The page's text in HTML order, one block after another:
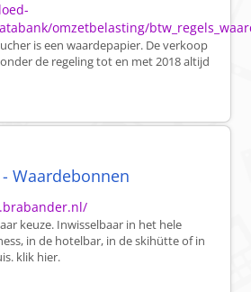
omzetbelasting/
is een waardepapier. De verkoop
de regeling tot en met 2018 altijd
Waardebonnen
keuze. Inwisselbaar in het hele
in de hotelbar, in de skihütte of in
klik hier.